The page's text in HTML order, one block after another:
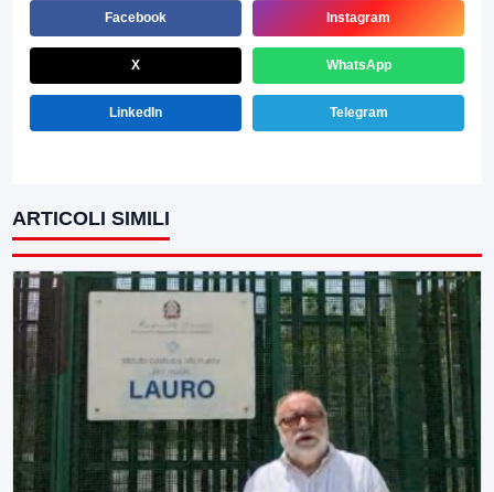
Facebook Instagram
X WhatsApp
LinkedIn Telegram
ARTICOLI SIMILI